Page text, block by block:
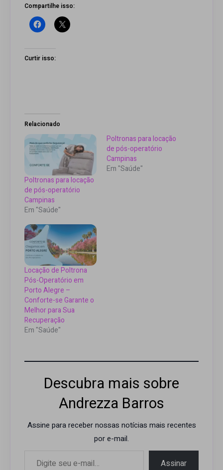
Compartilhe isso:
Curtir isso:
Relacionado
Poltronas para locação
de pós-operatório
Campinas
Em "Saúde"
Poltronas para locação
de pós-operatório
Campinas
Em "Saúde"
Locação de Poltrona
Pós-Operatório em
Porto Alegre –
Conforte-se Garante o
Melhor para Sua
Recuperação
Em "Saúde"
Descubra mais sobre
Andrezza Barros
Assine para receber nossas notícias mais recentes
por e-mail.
Assinar